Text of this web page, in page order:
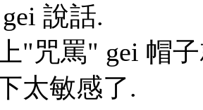
說話.
"咒罵" gei 帽
太敏感了.